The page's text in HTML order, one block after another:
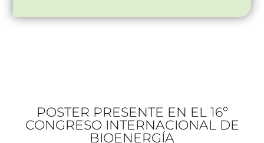
POSTER PRESENTE EN EL 16º
CONGRESO INTERNACIONAL DE
BIOENERGÍA